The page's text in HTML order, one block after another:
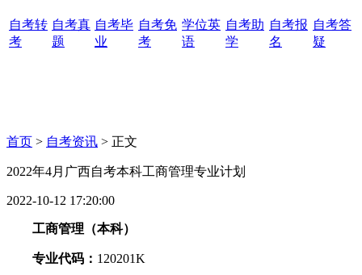
自考转
考
自考真
题
自考毕
业
自考免
考
学位英
语
自考助
学
自考报
名
自考答
疑
首页 > 自考资讯 > 正文
2022年4月广西自考本科工商管理专业计划
2022-10-12 17:20:00
工商管理（本科）
专业代码： 120201K